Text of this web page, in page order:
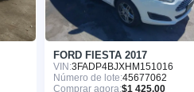
FORD FIESTA 2017
VIN:3FADP4BJXHM151016
Número de lote:45677062
Comprar agora:$1 425.00